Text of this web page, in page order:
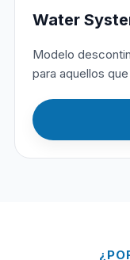
Water
Modelo
para aquellos